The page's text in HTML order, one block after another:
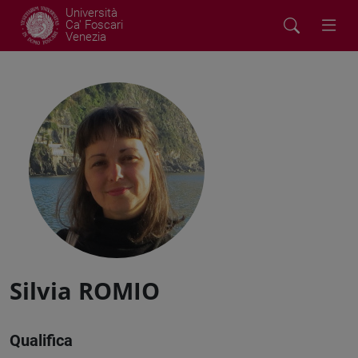
Università
Ca' Foscari
Venezia
Silvia ROMIO
Qualifica